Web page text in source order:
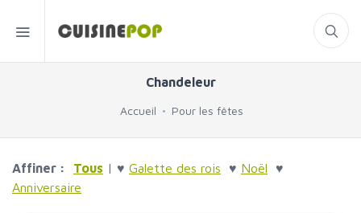
Chandeleur
Accueil Pour les fêtes
Affiner : Tous | ♥ Galette des rois ♥ Noël ♥
Anniversaire